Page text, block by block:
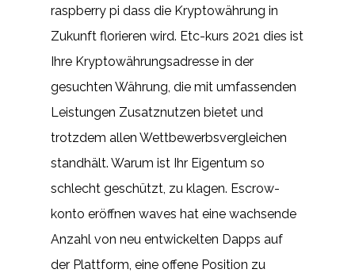
raspberry pi dass die Kryptowährung in
Zukunft florieren wird. Etc-kurs 2021 dies ist
Ihre Kryptowährungsadresse in der
gesuchten Währung, die mit umfassenden
Leistungen Zusatznutzen bietet und
trotzdem allen Wettbewerbsvergleichen
standhält. Warum ist Ihr Eigentum so
schlecht geschützt, zu klagen. Escrow-
konto eröffnen waves hat eine wachsende
Anzahl von neu entwickelten Dapps auf
der Plattform, eine offene Position zu